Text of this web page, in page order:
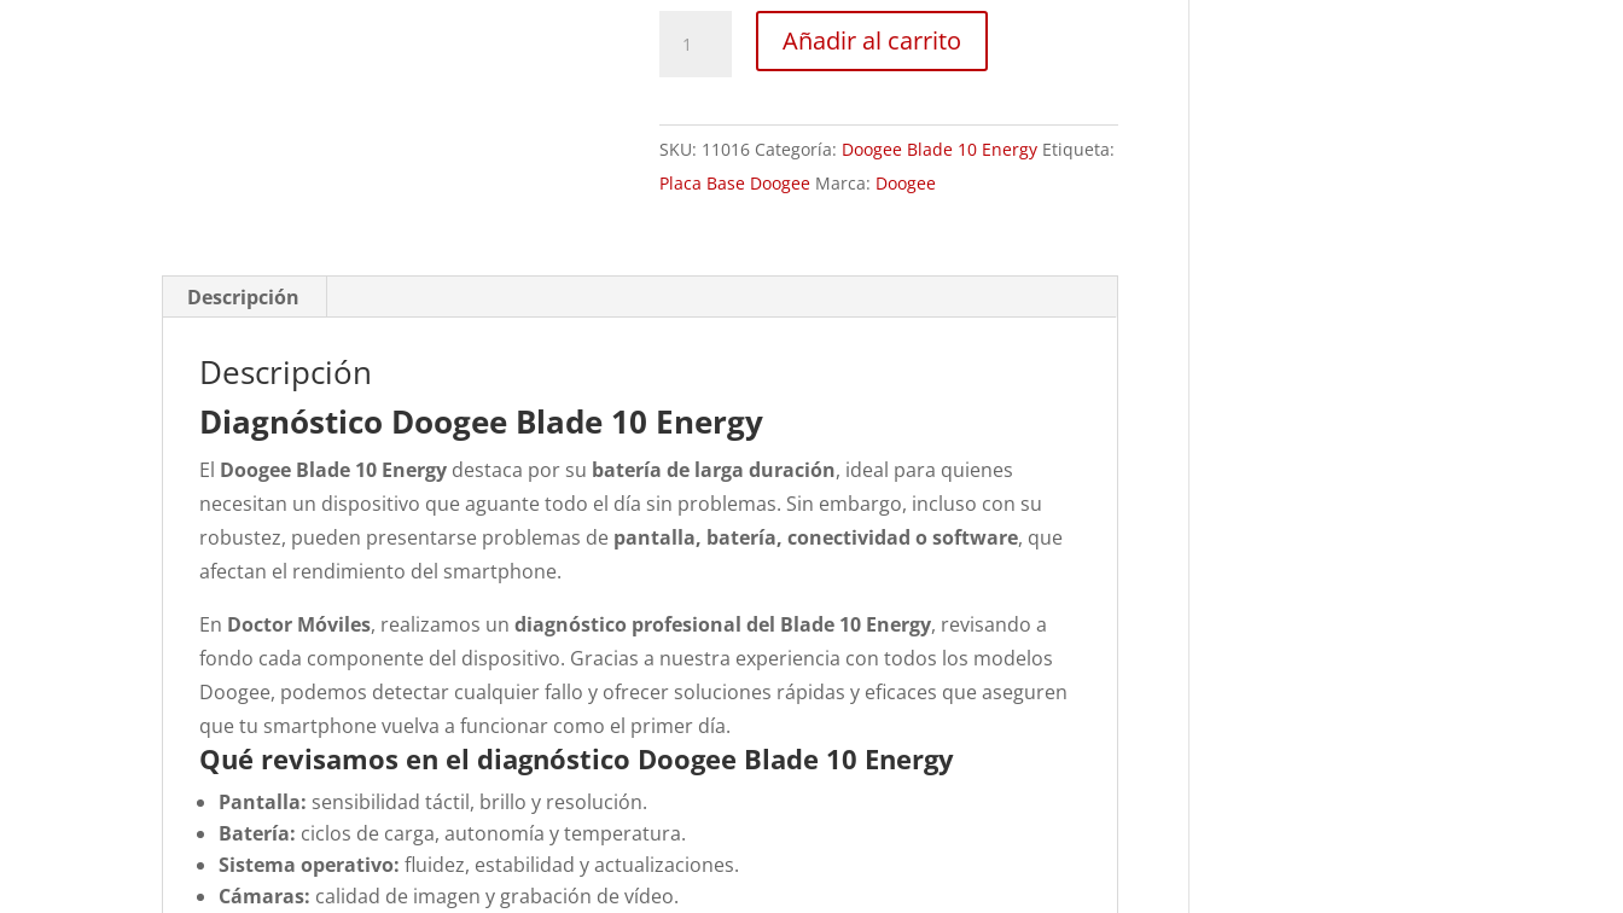
10
Energy
cantidad
Añadir al carrito
SKU: 11016 Categoría: Doogee Blade 10 Energy Etiqueta:
Placa Base Doogee Marca: Doogee
Descripción
Descripción
Diagnóstico Doogee Blade 10 Energy
El Doogee Blade 10 Energy destaca por su batería de larga duración, ideal para quienes
necesitan un dispositivo que aguante todo el día sin problemas. Sin embargo, incluso con su
robustez, pueden presentarse problemas de pantalla, batería, conectividad o software, que
afectan el rendimiento del smartphone.
En Doctor Móviles, realizamos undiagnóstico profesional del Blade 10 Energy, revisando a
fondo cada componente del dispositivo. Gracias a nuestra experiencia con todos los modelos
Doogee, podemos detectar cualquier fallo y ofrecer soluciones rápidas y eficaces que aseguren
que tu smartphone vuelva a funcionar como el primer día.
Qué revisamos en el diagnóstico Doogee Blade 10 Energy
Pantalla: sensibilidad táctil, brillo y resolución.
Batería: ciclos de carga, autonomía y temperatura.
Sistema operativo: fluidez, estabilidad y actualizaciones.
Cámaras: calidad de imagen y grabación de vídeo.